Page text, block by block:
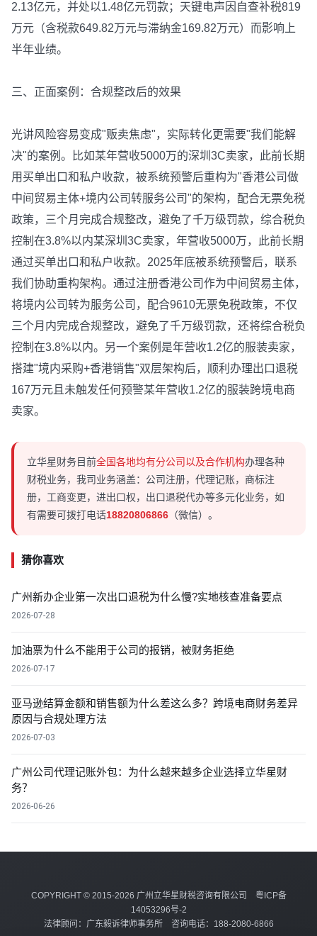
2.13亿元，并处以1.48亿元罚款；天键电声因自查补税819
万元（含税款649.82万元与滞纳金169.82万元）而影响上
半年业绩。
三、正面案例：合规整改后的效果
光讲风险容易变成"贩卖焦虑"，实际转化更需要"我们能解
决"的案例。比如某年营收5000万的深圳3C卖家，此前长期
用买单出口和私户收款，被系统预警后重构为"香港公司做
中间贸易主体+境内公司转服务公司"的架构，配合无票免税
政策，三个月完成合规整改，避免了千万级罚款，综合税负
控制在3.8%以内某深圳3C卖家，年营收5000万，此前长期
通过买单出口和私户收款。2025年底被系统预警后，联系
我们协助重构架构。通过注册香港公司作为中间贸易主体，
将境内公司转为服务公司，配合9610无票免税政策，不仅
三个月内完成合规整改，避免了千万级罚款，还将综合税负
控制在3.8%以内。另一个案例是年营收1.2亿的服装卖家，
搭建"境内采购+香港销售"双层架构后，顺利办理出口退税
167万元且未触发任何预警某年营收1.2亿的服装跨境电商
卖家。
立华星财务目前全国各地均有分公司以及合作机构办理各种
财税业务，我司业务涵盖：公司注册，代理记账，商标注
册，工商变更，进出口权，出口退税代办等多元化业务，如
有需要可拨打电话18820806866 （微信）。
猜你喜欢
广州新办企业第一次出口退税为什么慢?实地核查准备要点
2026-07-28
加油票为什么不能用于公司的报销，被财务拒绝
2026-07-17
亚马逊结算金额和销售额为什么差这么多？跨境电商财务差异
原因与合规处理方法
2026-07-03
广州公司代理记账外包：为什么越来越多企业选择立华星财
务？
2026-06-26
COPYRIGHT © 2015-2026 广州立华星财税咨询有限公司 粤ICP备
14053296号-2
法律顾问：广东毅诉律师事务所 咨询电话：188-2080-6866